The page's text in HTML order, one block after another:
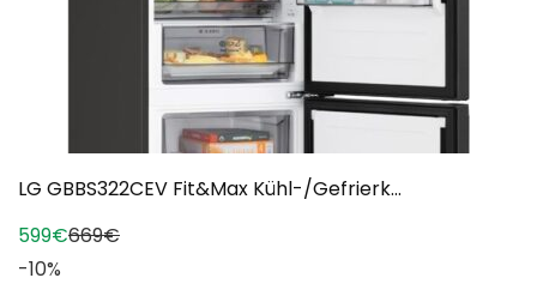
LG GBBS322CEV Fit&Max Kühl-/Gefrierk...
599€669€
-10%